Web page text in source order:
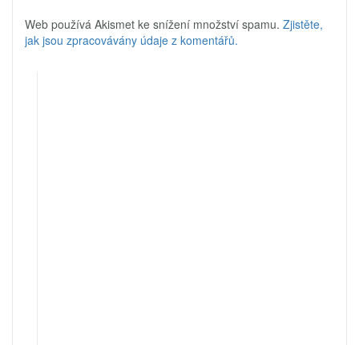
Web používá Akismet ke snížení množství spamu. Zjistěte,
jak jsou zpracovávány údaje z komentářů.